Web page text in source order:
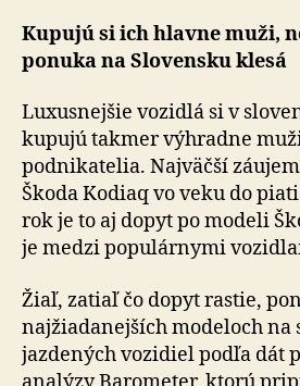
Kupujú si ich hlavne muži,
ponuka na Slovensku klesá
Luxusnejšie vozidlá si v
kupujú takmer výhradne
podnikatelia. Najväčší
Škoda Kodiaq vo veku do
rok je to aj dopyt po modeli
je medzi populárnymi
Žiaľ, zatiaľ čo dopyt rastie,
najžiadanejších modeloch na
jazdených vozidiel podľa dát